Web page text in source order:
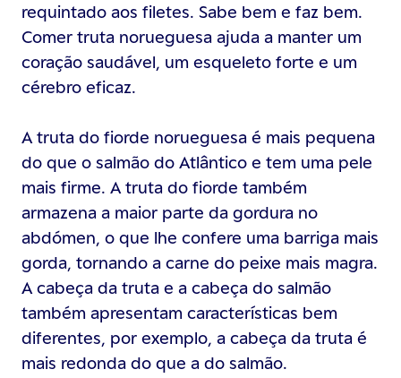
requintado aos filetes. Sabe bem e faz bem.
Comer truta norueguesa ajuda a manter um
coração saudável, um esqueleto forte e um
cérebro eficaz.
A truta do fiorde norueguesa é mais pequena
do que o salmão do Atlântico e tem uma pele
mais firme. A truta do fiorde também
armazena a maior parte da gordura no
abdómen, o que lhe confere uma barriga mais
gorda, tornando a carne do peixe mais magra.
A cabeça da truta e a cabeça do salmão
também apresentam características bem
diferentes, por exemplo, a cabeça da truta é
mais redonda do que a do salmão.